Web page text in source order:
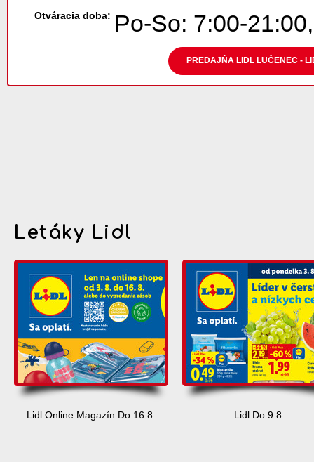
Otváracia doba: Po-So: 7:00-
PREDAJŇA LIDL LUČENEC -
Letáky Lidl
Lidl Online Magazín Do 16.8. Lidl Do 9.8.